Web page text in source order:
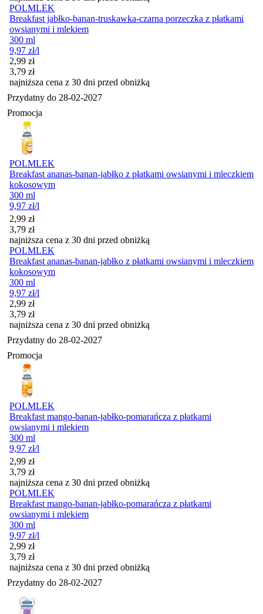
POLMLEK
Breakfast jabłko-banan-truskawka-czarna porzeczka z płatkami
owsianymi i mlekiem
300 ml
9,97 zł/l
Cena promocyjna
2,99 zł
3,79 zł
najniższa cena z 30 dni przed obniżką
Przydatny do 28-02-2027
Promocja
POLMLEK
Breakfast ananas-banan-jabłko z płatkami owsianymi i mleczkiem
kokosowym
300 ml
9,97 zł/l
Cena promocyjna
2,99 zł
3,79 zł
najniższa cena z 30 dni przed obniżką
POLMLEK
Breakfast ananas-banan-jabłko z płatkami owsianymi i mleczkiem
kokosowym
300 ml
9,97 zł/l
Cena promocyjna
2,99 zł
3,79 zł
najniższa cena z 30 dni przed obniżką
Przydatny do 28-02-2027
Promocja
POLMLEK
Breakfast mango-banan-jabłko-pomarańcza z płatkami
owsianymi i mlekiem
300 ml
9,97 zł/l
Cena promocyjna
2,99 zł
3,79 zł
najniższa cena z 30 dni przed obniżką
POLMLEK
Breakfast mango-banan-jabłko-pomarańcza z płatkami
owsianymi i mlekiem
300 ml
9,97 zł/l
Cena promocyjna
2,99 zł
3,79 zł
najniższa cena z 30 dni przed obniżką
Przydatny do 28-02-2027